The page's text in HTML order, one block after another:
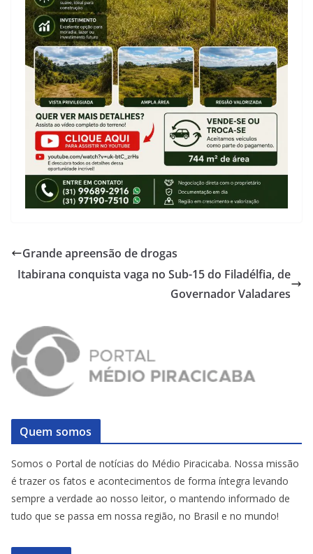
Grande apreensão de drogas
Itabirana conquista vaga no Sub-15 do Filadélfia, de
Governador Valadares
Quem somos
Somos o Portal de notícias do Médio Piracicaba. Nossa missão
é trazer os fatos e acontecimentos de forma íntegra levando
sempre a verdade ao nosso leitor, o mantendo informado de
tudo que se passa em nossa região, no Brasil e no mundo!